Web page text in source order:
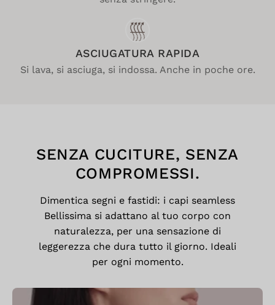
ASCIUGATURA RAPIDA
Si lava, si asciuga, si indossa. Anche in poche ore.
SENZA CUCITURE, SENZA
COMPROMESSI.
Dimentica segni e fastidi: i capi seamless
Bellissima si adattano al tuo corpo con
naturalezza, per una sensazione di
leggerezza che dura tutto il giorno. Ideali
per ogni momento.